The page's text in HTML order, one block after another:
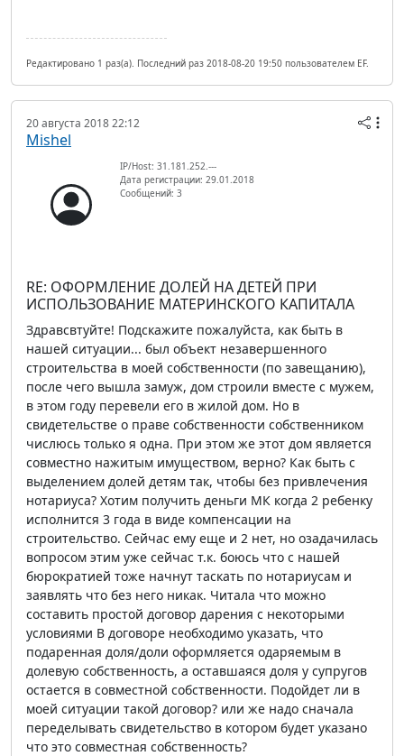
Редактировано 1 раз(а). Последний раз 2018-08-20 19:50 пользователем EF.
20 августа 2018 22:12
Mishel
IP/Host: 31.181.252.---
Дата регистрации: 29.01.2018
Сообщений: 3
RE: ОФОРМЛЕНИЕ ДОЛЕЙ НА ДЕТЕЙ ПРИ
ИСПОЛЬЗОВАНИЕ МАТЕРИНСКОГО КАПИТАЛА
Здравсвтуйте! Подскажите пожалуйста, как быть в
нашей ситуации... был объект незавершенного
строительства в моей собственности (по завещанию),
после чего вышла замуж, дом строили вместе с мужем,
в этом году перевели его в жилой дом. Но в
свидетельстве о праве собственности собственником
числюсь только я одна. При этом же этот дом является
совместно нажитым имуществом, верно? Как быть с
выделением долей детям так, чтобы без привлечения
нотариуса? Хотим получить деньги МК когда 2 ребенку
исполнится 3 года в виде компенсации на
строительство. Сейчас ему еще и 2 нет, но озадачилась
вопросом этим уже сейчас т.к. боюсь что с нашей
бюрократией тоже начнут таскать по нотариусам и
заявлять что без него никак. Читала что можно
составить простой договор дарения с некоторыми
условиями В договоре необходимо указать, что
подаренная доля/доли оформляется одаряемым в
долевую собственность, а оставшаяся доля у супругов
остается в совместной собственности. Подойдет ли в
моей ситуации такой договор? или же надо сначала
переделывать свидетельство в котором будет указано
что это совместная собственность?